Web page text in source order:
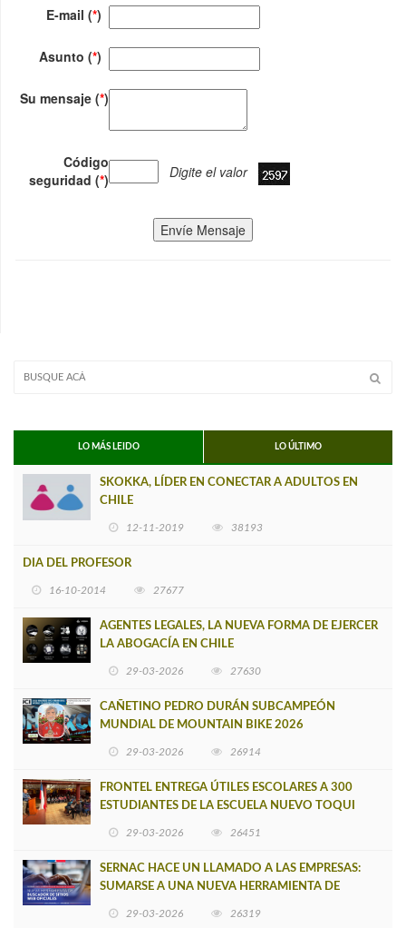
E-mail (*)
Asunto (*)
Su mensaje (*)
Código
seguridad (*) Digite el valor
Envíe Mensaje
LO MÁS LEIDO LO ÚLTIMO
SKOKKA, LÍDER EN CONECTAR A ADULTOS EN
CHILE
12-11-2019 38193
DIA DEL PROFESOR
16-10-2014 27677
AGENTES LEGALES, LA NUEVA FORMA DE EJERCER
LA ABOGACÍA EN CHILE
29-03-2026 27630
CAÑETINO PEDRO DURÁN SUBCAMPEÓN
MUNDIAL DE MOUNTAIN BIKE 2026
29-03-2026 26914
FRONTEL ENTREGA ÚTILES ESCOLARES A 300
ESTUDIANTES DE LA ESCUELA NUEVO TOQUI
29-03-2026 26451
SERNAC HACE UN LLAMADO A LAS EMPRESAS:
SUMARSE A UNA NUEVA HERRAMIENTA DE
29-03-2026 26319